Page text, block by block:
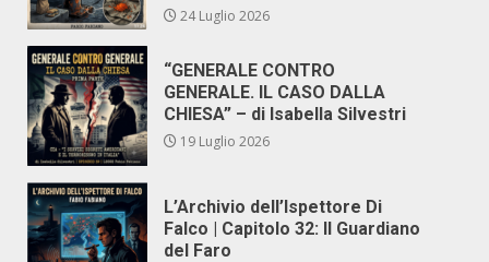
24 Luglio 2026
“GENERALE CONTRO
GENERALE. IL CASO DALLA
CHIESA” – di Isabella Silvestri
19 Luglio 2026
L’Archivio dell’Ispettore Di
Falco | Capitolo 32: Il Guardiano
del Faro